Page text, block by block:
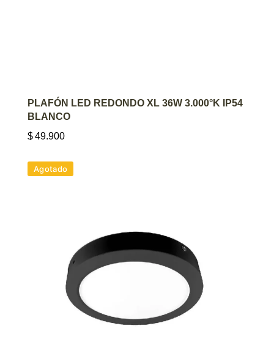
AGREGAR AL CARRITO
PLAFÓN LED REDONDO XL 36W 3.000°K IP54
BLANCO
$49.900
Agotado